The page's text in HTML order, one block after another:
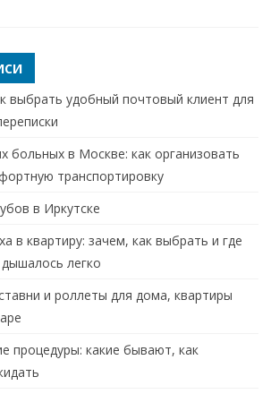
выбрать удобный почтовый клиент для
больных в Москве: как организовать
транспортировку
в Иркутске
в квартиру: зачем, как выбрать и где
легко
и роллеты для дома, квартиры
процедуры: какие бывают, как